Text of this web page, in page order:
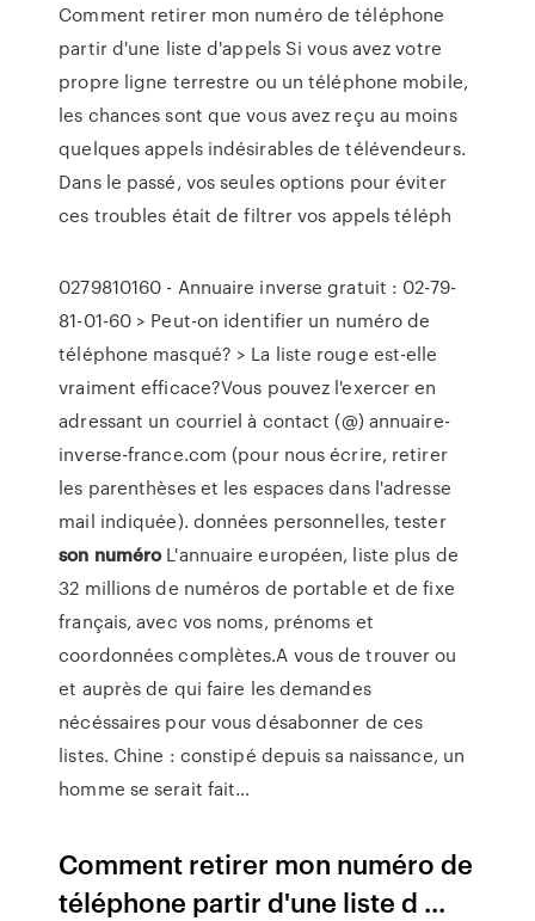
Comment retirer mon numéro de téléphone
partir d'une liste d'appels Si vous avez votre
propre ligne terrestre ou un téléphone mobile,
les chances sont que vous avez reçu au moins
quelques appels indésirables de télévendeurs.
Dans le passé, vos seules options pour éviter
ces troubles était de filtrer vos appels téléph
0279810160 - Annuaire inverse gratuit : 02-79-
81-01-60 > Peut-on identifier un numéro de
téléphone masqué? > La liste rouge est-elle
vraiment efficace?Vous pouvez l'exercer en
adressant un courriel à contact (@) annuaire-
inverse-france.com (pour nous écrire, retirer
les parenthèses et les espaces dans l'adresse
mail indiquée). données personnelles, tester
son numéroL'annuaire européen, liste plus de
32 millions de numéros de portable et de fixe
français, avec vos noms, prénoms et
coordonnées complètes.A vous de trouver ou
et auprès de qui faire les demandes
nécéssaires pour vous désabonner de ces
listes. Chine : constipé depuis sa naissance, un
homme se serait fait…
Comment retirer mon numéro de
téléphone partir d'une liste d ...